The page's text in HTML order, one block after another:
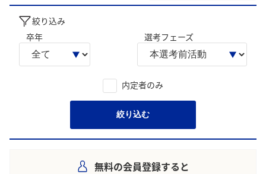
絞り込み
卒年
選考フェーズ
内定者のみ
絞り込む
無料の会員登録すると